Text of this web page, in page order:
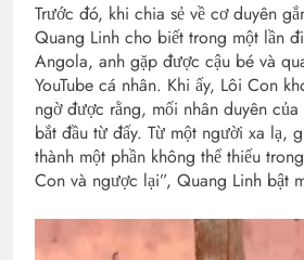
Trước đó, khi chia sẻ về cơ duyên
Quang Linh cho biết trong một lần
Angola, anh gặp được cậu bé và
YouTube cá nhân. Khi ấy, Lôi Con
ngờ được rằng, mối nhân duyên
bắt đầu từ đấy. Từ một người xa lạ,
thành một phần không thể thiếu
Con và ngược lại”, Quang Linh bật